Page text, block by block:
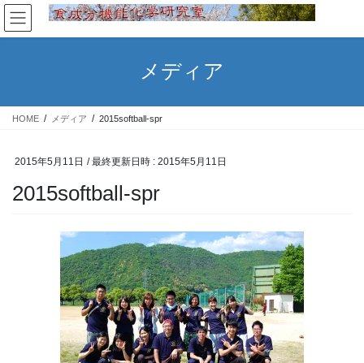
コ
ン
テ
ス
ナ
ビ
ゲ
ン
メディア
HOME メディア 2015softball-spr
2015年5月11日 / 最終更新日時 : 2015年5月11日
2015softball-spr